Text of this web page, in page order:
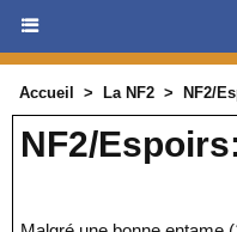
Accueil > La NF2 > NF2/
NF2/